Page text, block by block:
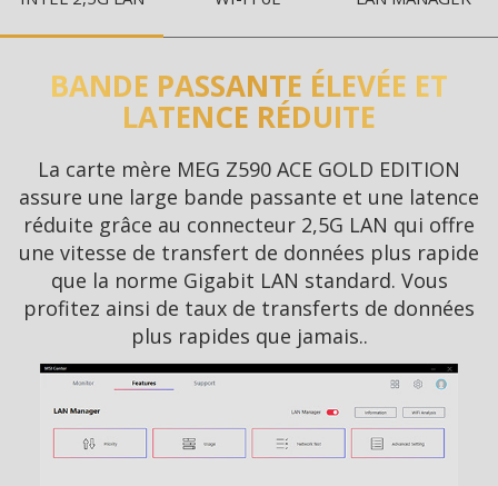
BANDE PASSANTE ÉLEVÉE ET
LATENCE RÉDUITE
La carte mère MEG Z590 ACE GOLD EDITION
assure une large bande passante et une latence
réduite grâce au connecteur 2,5G LAN qui offre
une vitesse de transfert de données plus rapide
que la norme Gigabit LAN standard. Vous
profitez ainsi de taux de transferts de données
plus rapides que jamais..